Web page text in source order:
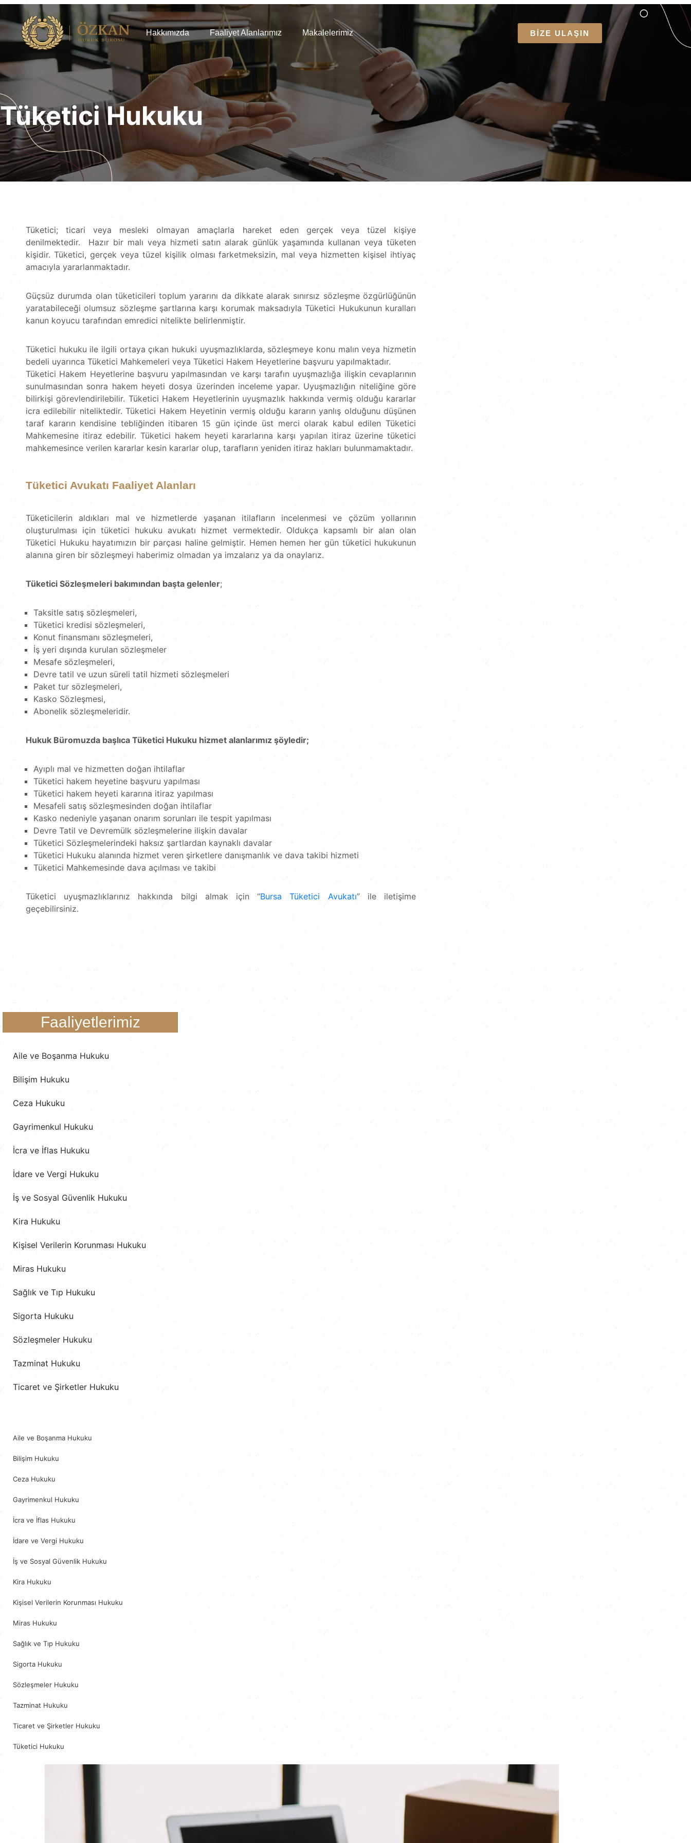
Hakkımızda Faaliyet Alanlarımız Makalelerimiz BİZE ULAŞIN
Tüketici Hukuku
Tüketici; ticari veya mesleki olmayan amaçlarla hareket eden gerçek veya tüzel kişiye
denilmektedir. Hazır bir malı veya hizmeti satın alarak günlük yaşamında kullanan veya tüketen
kişidir. Tüketici, gerçek veya tüzel kişilik olması farketmeksizin, mal veya hizmetten kişisel ihtiyaç
amacıyla yararlanmaktadır.
Güçsüz durumda olan tüketicileri toplum yararını da dikkate alarak sınırsız sözleşme özgürlüğünün
yaratabileceği olumsuz sözleşme şartlarına karşı korumak maksadıyla Tüketici Hukukunun kuralları
kanun koyucu tarafından emredici nitelikte belirlenmiştir.
Tüketici hukuku ile ilgili ortaya çıkan hukuki uyuşmazlıklarda, sözleşmeye konu malın veya hizmetin
bedeli uyarınca Tüketici Mahkemeleri veya Tüketici Hakem Heyetlerine başvuru yapılmaktadır.
Tüketici Hakem Heyetlerine başvuru yapılmasından ve karşı tarafın uyuşmazlığa ilişkin cevaplarının
sunulmasından sonra hakem heyeti dosya üzerinden inceleme yapar. Uyuşmazlığın niteliğine göre
bilirkişi görevlendirilebilir. Tüketici Hakem Heyetlerinin uyuşmazlık hakkında vermiş olduğu kararlar
icra edilebilir niteliktedir. Tüketici Hakem Heyetinin vermiş olduğu kararın yanlış olduğunu düşünen
taraf kararın kendisine tebliğinden itibaren 15 gün içinde üst merci olarak kabul edilen Tüketici
Mahkemesine itiraz edebilir. Tüketici hakem heyeti kararlarına karşı yapılan itiraz üzerine tüketici
mahkemesince verilen kararlar kesin kararlar olup, tarafların yeniden itiraz hakları bulunmamaktadır.
Tüketici Avukatı Faaliyet Alanları
Tüketicilerin aldıkları mal ve hizmetlerde yaşanan itilafların incelenmesi ve çözüm yollarının
oluşturulması için tüketici hukuku avukatı hizmet vermektedir. Oldukça kapsamlı bir alan olan
Tüketici Hukuku hayatımızın bir parçası haline gelmiştir. Hemen hemen her gün tüketici hukukunun
alanına giren bir sözleşmeyi haberimiz olmadan ya imzalarız ya da onaylarız.
Tüketici Sözleşmeleri bakımından başta gelenler;
Taksitle satış sözleşmeleri,
Tüketici kredisi sözleşmeleri,
Konut finansmanı sözleşmeleri,
İş yeri dışında kurulan sözleşmeler
Mesafe sözleşmeleri,
Devre tatil ve uzun süreli tatil hizmeti sözleşmeleri
Paket tur sözleşmeleri,
Kasko Sözleşmesi,
Abonelik sözleşmeleridir.
Hukuk Büromuzda başlıca Tüketici Hukuku hizmet alanlarımız şöyledir;
Ayıplı mal ve hizmetten doğan ihtilaflar
Tüketici hakem heyetine başvuru yapılması
Tüketici hakem heyeti kararına itiraz yapılması
Mesafeli satış sözleşmesinden doğan ihtilaflar
Kasko nedeniyle yaşanan onarım sorunları ile tespit yapılması
Devre Tatil ve Devremülk sözleşmelerine ilişkin davalar
Tüketici Sözleşmelerindeki haksız şartlardan kaynaklı davalar
Tüketici Hukuku alanında hizmet veren şirketlere danışmanlık ve dava takibi hizmeti
Tüketici Mahkemesinde dava açılması ve takibi
Tüketici uyuşmazlıklarınız hakkında bilgi almak için “Bursa Tüketici Avukatı” ile iletişime
geçebilirsiniz.
Faaliyetlerimiz
Aile ve Boşanma Hukuku
Bilişim Hukuku
Ceza Hukuku
Gayrimenkul Hukuku
İcra ve İflas Hukuku
İdare ve Vergi Hukuku
İş ve Sosyal Güvenlik Hukuku
Kira Hukuku
Kişisel Verilerin Korunması Hukuku
Miras Hukuku
Sağlık ve Tıp Hukuku
Sigorta Hukuku
Sözleşmeler Hukuku
Tazminat Hukuku
Ticaret ve Şirketler Hukuku
Aile ve Boşanma Hukuku
Bilişim Hukuku
Ceza Hukuku
Gayrimenkul Hukuku
İcra ve İflas Hukuku
İdare ve Vergi Hukuku
İş ve Sosyal Güvenlik Hukuku
Kira Hukuku
Kişisel Verilerin Korunması Hukuku
Miras Hukuku
Sağlık ve Tıp Hukuku
Sigorta Hukuku
Sözleşmeler Hukuku
Tazminat Hukuku
Ticaret ve Şirketler Hukuku
Tüketici Hukuku